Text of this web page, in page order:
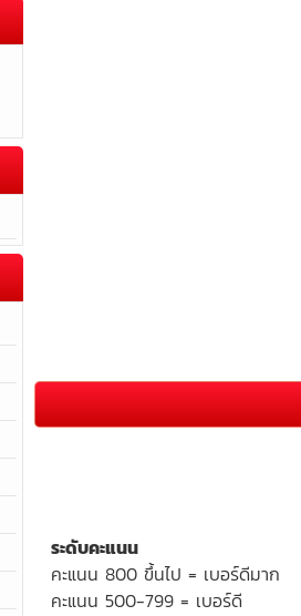
ระดับคะแนน
คะแนน 800 ขึ้นไป = เบอร์ดีมาก
คะแนน 500-799 = เบอร์ดี